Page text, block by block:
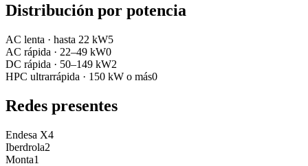
Distribución por potencia
AC lenta · hasta 22 kW5
AC rápida · 22–49 kW0
DC rápida · 50–149 kW2
HPC ultrarrápida · 150 kW o más0
Redes presentes
Endesa X4
Iberdrola2
Monta1